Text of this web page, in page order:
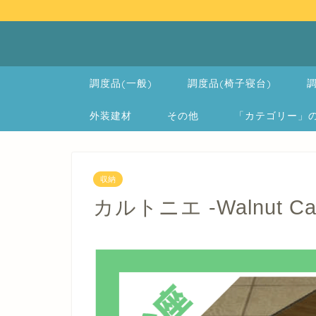
調度品(一般) 調度品(椅子寝台)
外装建材 その他 「カテゴリー
収納
カルトニエ -Walnut